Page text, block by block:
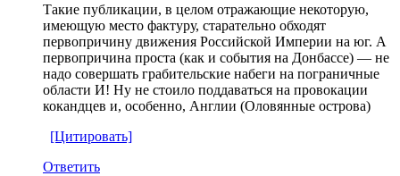
Такие публикации, в целом отражающие некоторую,
имеющую место фактуру, старательно обходят
первопричину движения Российской Империи на юг. А
первопричина проста (как и события на Донбассе) — не
надо совершать грабительские набеги на пограничные
области И! Ну не стоило поддаваться на провокации
кокандцев и, особенно, Англии (Оловянные острова)
[Цитировать]
Ответить